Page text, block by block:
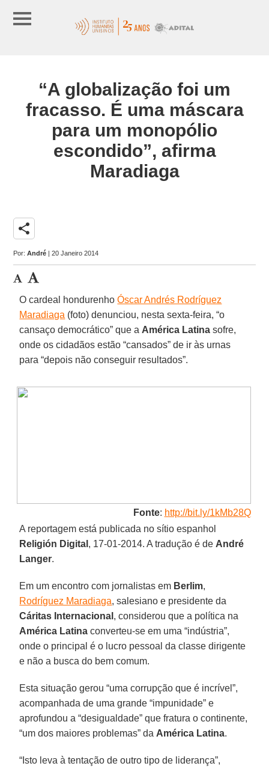
“A globalização foi um
fracasso. É uma máscara
para um monopólio
escondido”, afirma
Maradiaga
share
Por:André | 20 Janeiro 2014
O cardeal hondurenhoÓscar Andrés Rodríguez
Maradiaga (foto) denunciou, nesta sexta-feira, “o
cansaço democrático” que a América Latina sofre,
onde os cidadãos estão “cansados” de ir às urnas
para “depois não conseguir resultados”.
Fonte: http://bit.ly/1kMb28Q
A reportagem está publicada no sítio espanhol
Religión Digital , 17-01-2014. A tradução é de André
Langer.
Em um encontro com jornalistas em Berlim,
Rodríguez Maradiaga, salesiano e presidente da
Cáritas Internacional , considerou que a política na
América Latina converteu-se em uma “indústria”,
onde o principal é o lucro pessoal da classe dirigente
e não a busca do bem comum.
Esta situação gerou “uma corrupção que é incrível”,
acompanhada de uma grande “impunidade” e
aprofundou a “desigualdade” que fratura o continente,
“um dos maiores problemas” da América Latina.
“Isto leva à tentação de outro tipo de liderança”,